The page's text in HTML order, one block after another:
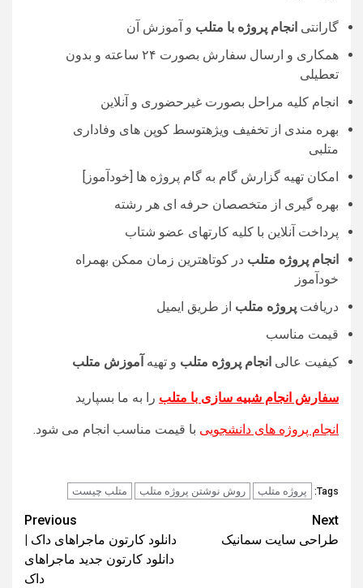
گارانتی انجام پروژه با متلب و آموزش آن
همکاری و ارسال سفارش بصورت ۲۴ ساعته و بدون
تعطیلی
انجام کلیه مراحل بصورت غیرحضوری و آنلاین
بهره مندی از تخفیف ویژهتوسط کوپن های وفاداری
متلبی
امکان تهیه گزارش گام به گام پروژه ها [خودآموز]
بهره گیری از متخصصان حرفه ای هر رشته
پرداخت آنلاین با کلیه کارتهای عضو شتاب
انجام پروژه متلب در کوتاهترین زمان ممکن بهمراه
خودآموز
دریافت پروژه متلب از طریق ایمیل
قیمت مناسب
کیفیت عالی انجام پروژه متلب و تهیه آموزش متلب
سفارش انجام شبیه سازی با متلب را به ما بسپارید
انجام پروژه های دانشجویی با قیمت مناسب انجام می شود.
Tags: پروژه متلب روش نوشتن پروژه متلب متلب چیست
Post
navigation
Previous
دانلود کارتون ماجراهای داک |
دانلود کارتون جدید ماجراهای
داک
Next
طراحی سایت سمانیک